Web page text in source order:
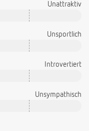
Unattraktiv
Unsportlich
Introvertiert
Unsympathisch